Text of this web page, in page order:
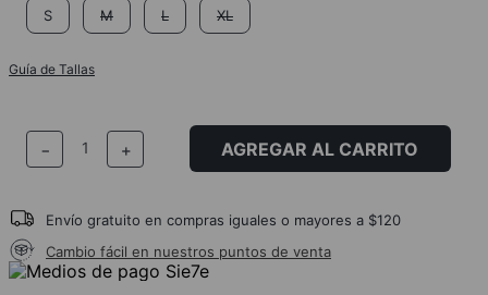
S M L XL
Guía de Tallas
＋
－ AGREGAR AL CARRITO
Envío gratuito en compras iguales o mayores a $120
Cambio fácil en nuestros puntos de venta